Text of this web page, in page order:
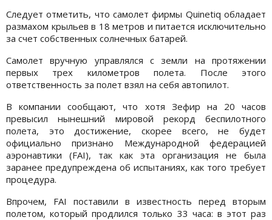
Следует отметить, что самолет фирмы Quinetiq обладает
размахом крыльев в 18 метров и питается исключительно
за счет собственных солнечных батарей.
Самолет вручную управлялся с земли на протяжении
первых трех километров полета. После этого
ответственность за полет взял на себя автопилот.
В компании сообщают, что хотя Зефир на 20 часов
превысил нынешний мировой рекорд беспилотного
полета, это достижение, скорее всего, не будет
официально признано Международной федерацией
аэронавтики (FAI), так как эта организация не была
заранее предупреждена об испытаниях, как того требует
процедура.
Впрочем, FAI поставили в известность перед вторым
полетом, который продлился только 33 часа: в этот раз